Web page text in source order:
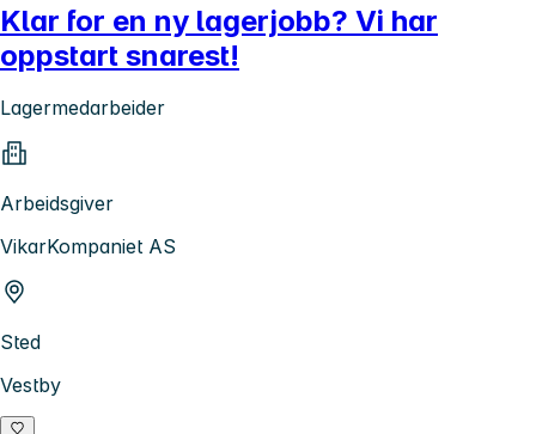
Klar for en ny lagerjobb? Vi har
oppstart snarest!
Lagermedarbeider
Arbeidsgiver
VikarKompaniet AS
Sted
Vestby